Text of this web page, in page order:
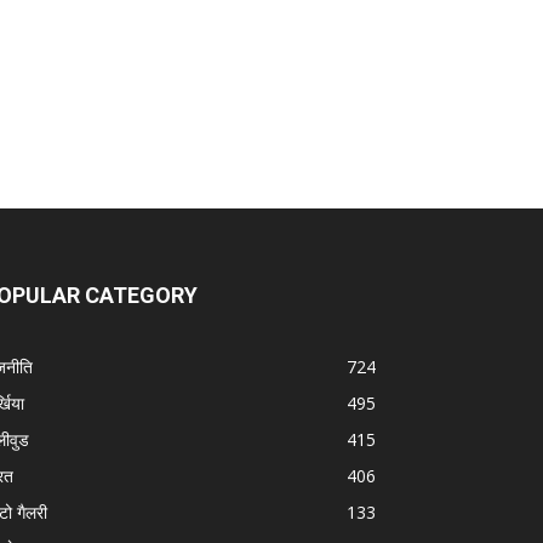
CATEGORY
724
495
415
406
गैलरी
133